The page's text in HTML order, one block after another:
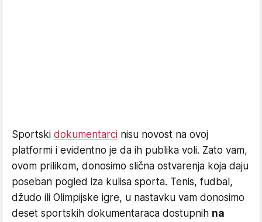
Sportski dokumentarci nisu novost na ovoj
platformi i evidentno je da ih publika voli. Zato vam,
ovom prilikom, donosimo slična ostvarenja koja daju
poseban pogled iza kulisa sporta. Tenis, fudbal,
džudo ili Olimpijske igre, u nastavku vam donosimo
deset sportskih dokumentaraca dostupnih na